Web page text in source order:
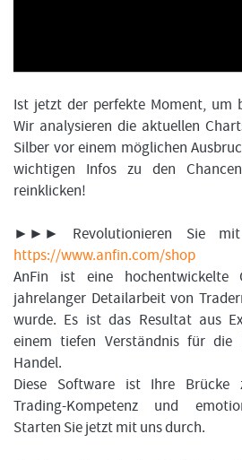
Ist jetzt der perfekte Moment, um
Wir analysieren die aktuellen
Silber vor einem möglichen
wichtigen Infos zu den
reinklicken!
►►► Revolutionieren Sie mit
https://www.anfin.com/shop
AnFin ist eine hochentwickelte
jahrelanger Detailarbeit von
wurde. Es ist das Resultat aus
einem tiefen Verständnis für die
Handel.
Diese Software ist Ihre Brücke
Trading-Kompetenz und
Starten Sie jetzt mit uns durch.
FORMATIONSTRADER